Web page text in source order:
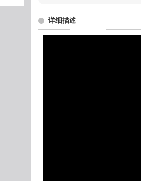
详细描述